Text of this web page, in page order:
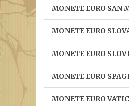
MONETE EURO SAN
MONETE EURO
MONETE EURO
MONETE EURO
MONETE EURO